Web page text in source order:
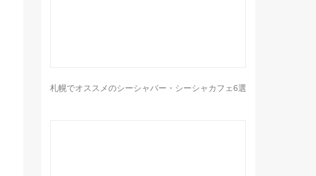
札幌でオススメのシーシャバー・シーシャカフェ6選